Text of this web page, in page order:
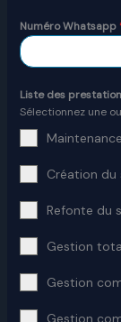
Numéro Whatsapp
Liste des
Sélectionnez une
Création du
Refonte du
Gestion
Gestion